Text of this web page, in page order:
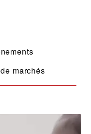
marchés